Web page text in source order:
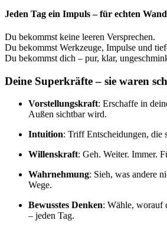
Jeden Tag ein Impuls – für echten
Du bekommst keine leeren Versprechen.
Du bekommst Werkzeuge, Impulse und
Du bekommst dich – pur, klar,
Deine Superkräfte – sie waren
Vorstellungskraft: Erschaffe in
Außen sichtbar wird.
Intuition: Triff Entscheidungen, die
Willenskraft: Geh. Weiter. Immer.
Wahrnehmung: Sieh, was andere
Wege.
Bewusstes Denken: Wähle, worauf
– jeden Tag.